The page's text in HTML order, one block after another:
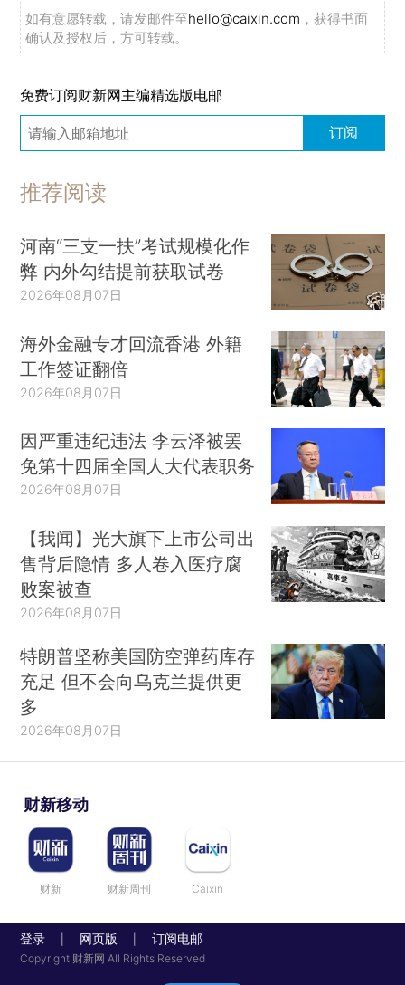
如有意愿转载，请发邮件至hello@caixin.com ，获得书面
确认及授权后，方可转载。
免费订阅财新网主编精选版电邮
订阅
推荐阅读
河南“三支一扶”考试规模化作
弊 内外勾结提前获取试卷
2026年08月07日
海外金融专才回流香港 外籍
工作签证翻倍
2026年08月07日
因严重违纪违法 李云泽被罢
免第十四届全国人大代表职务
2026年08月07日
【我闻】光大旗下上市公司出
售背后隐情 多人卷入医疗腐
败案被查
2026年08月07日
特朗普坚称美国防空弹药库存
充足 但不会向乌克兰提供更
多
2026年08月07日
财新移动
财新 财新周刊 Caixin
登录 网页版 订阅电邮
Copyright 财新网 All Rights Reserved